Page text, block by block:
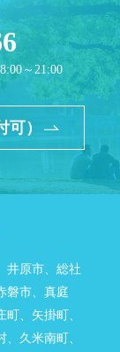
～21:00
）
井原市、総社
磐市、真庭
、矢掛町、
久米南町、